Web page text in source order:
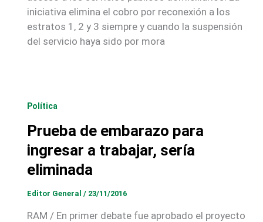
iniciativa elimina el cobro por reconexión a los
estratos 1, 2 y 3 siempre y cuando la suspensión
del servicio haya sido por mora
Política
Prueba de embarazo para
ingresar a trabajar, sería
eliminada
Editor General / 23/11/2016
RAM / En primer debate fue aprobado el proyecto